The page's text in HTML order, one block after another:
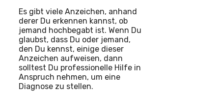
Es gibt viele Anzeichen, anhand
derer Du erkennen kannst, ob
jemand hochbegabt ist. Wenn Du
glaubst, dass Du oder jemand,
den Du kennst, einige dieser
Anzeichen aufweisen, dann
solltest Du professionelle Hilfe in
Anspruch nehmen, um eine
Diagnose zu stellen.